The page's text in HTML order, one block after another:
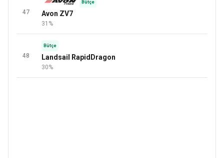
47
Bütçe
Avon ZV7
31%
48
Bütçe
Landsail RapidDragon
30%